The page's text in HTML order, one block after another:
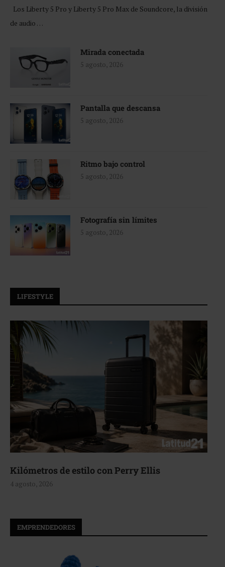
Los Liberty 5 Pro y Liberty 5 Pro Max de Soundcore, la división
de audio …
Mirada conectada
5 agosto, 2026
Pantalla que descansa
5 agosto, 2026
Ritmo bajo control
5 agosto, 2026
Fotografía sin límites
5 agosto, 2026
LIFESTYLE
Kilómetros de estilo con Perry Ellis
4 agosto, 2026
EMPRENDEDORES